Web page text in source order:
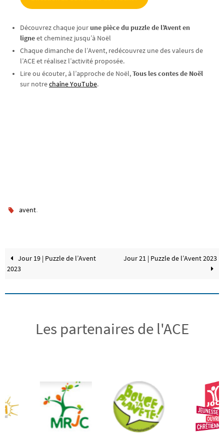
Découvrez chaque jourune pièce du puzzle de l’Avent en
ligneet cheminez jusqu’à Noël
Chaque dimanche de l’Avent, redécouvrez une des valeurs de
l’ACE et réalisez l’activité proposée.
Lire ou écouter, à l’approche de Noël,Tous les contes de Noël
sur notrechaîne YouTube.
avent.
Jour 19 | Puzzle de l’Avent
2023
Jour 21 | Puzzle de l’Avent 2023
Les partenaires de l'ACE